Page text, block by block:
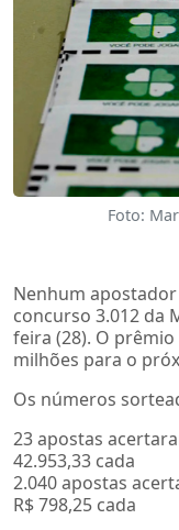
Foto:
Nenhum
concurso 3.012 da
feira (28). O
milhões para o
Os números
23 apostas
42.953,33 cada
2.040 apostas
R$ 798,25 cada